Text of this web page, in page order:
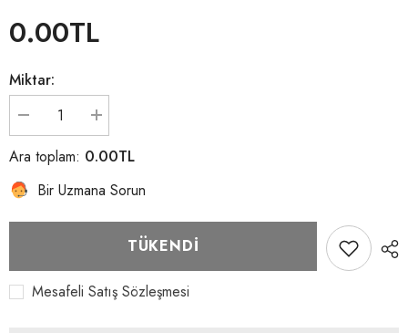
Normal
fiyat
0.00TL
Miktar:
2140
bilyalı
çelik
5
azalt
Fladen
2140
bilyalı
çelik
5
artır
Ara toplam: 0.00TL
Bir Uzmana Sorun
TÜKENDI
Mesafeli Satış Sözleşmesi